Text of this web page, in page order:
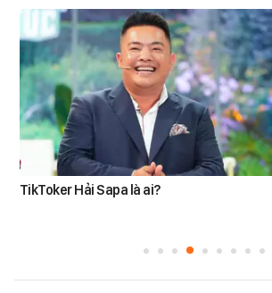
TikToker Hải Sapa là ai?